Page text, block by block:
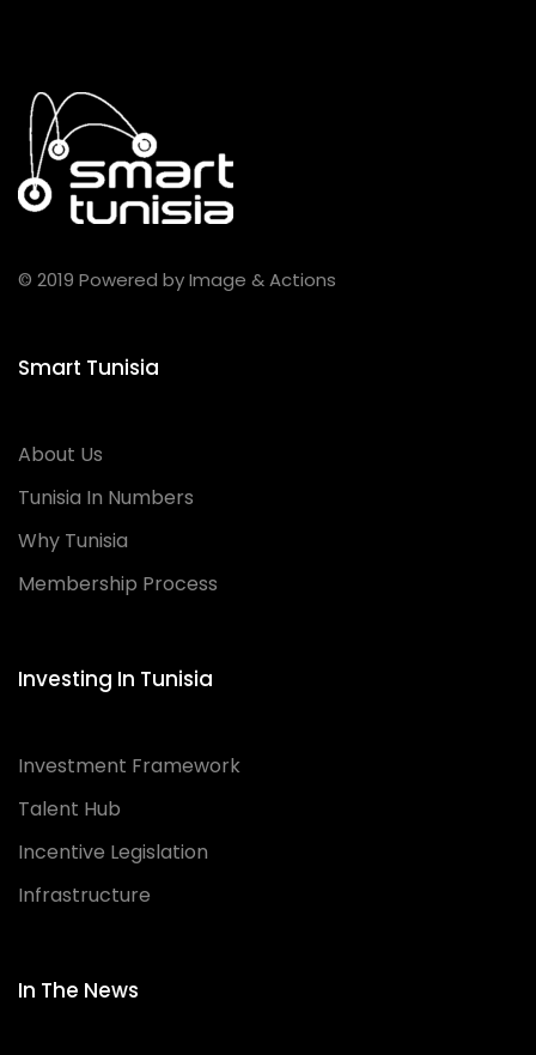
© 2019 Powered by Image & Actions
Smart Tunisia
About Us
Tunisia In Numbers
Why Tunisia
Membership Process
Investing In Tunisia
Investment Framework
Talent Hub
Incentive Legislation
Infrastructure
In The News